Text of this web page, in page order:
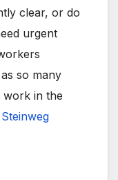
clear, or do
urgent
so many
work in the